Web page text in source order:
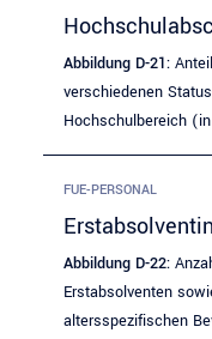
Abbildung D-21:
verschiedenen
Hochschulbereich
FUE-PERSONAL
Abbildung D-22:
Erstabsolventen
altersspezifischen